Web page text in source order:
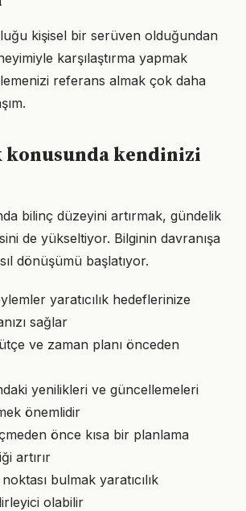
kişisel bir serüven olduğundan
karşılaştırma yapmak
referans almak çok daha
konusunda kendinizi
bilinç düzeyini artırmak, gündelik
de yükseltiyor. Bilginin davranışa
dönüşümü başlatıyor.
yaratıcılık hedeflerinize
sağlar
ve zaman planı önceden
yenilikleri ve güncellemeleri
önemlidir
önce kısa bir planlama
artırır
bulmak yaratıcılık
olabilir